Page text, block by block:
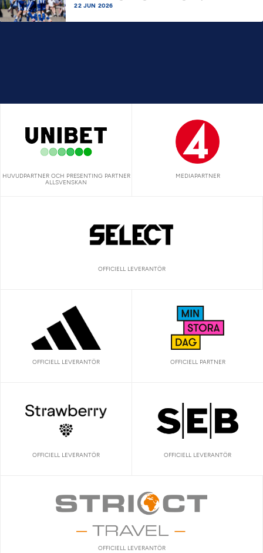
22 JUN 2026
HUVUDPARTNER OCH PRESENTING PARTNER
ALLSVENSKAN
MEDIAPARTNER
OFFICIELL LEVERANTÖR
OFFICIELL LEVERANTÖR OFFICIELL PARTNER
OFFICIELL LEVERANTÖR OFFICIELL LEVERANTÖR
OFFICIELL LEVERANTÖR